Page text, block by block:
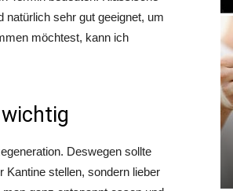
natürlich sehr gut geeignet, um
möchtest, kann ich
Deswegen sollte
Kantine stellen, sondern lieber